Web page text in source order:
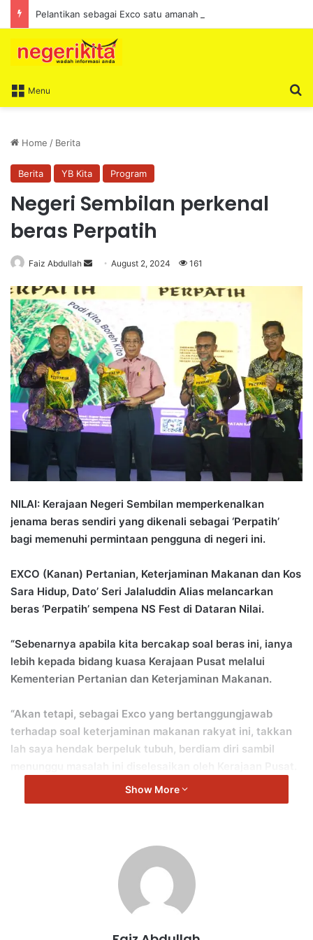
Menu
Home / Berita
Berita YB Kita Program
Negeri Sembilan perkenal
beras Perpatih
Faiz Abdullah
n
d
a
n
e
m
a
i
l
August 2, 2024 161
NILAI: Kerajaan Negeri Sembilan memperkenalkan
jenama beras sendiri yang dikenali sebagai ‘Perpatih’
bagi memenuhi permintaan pengguna di negeri ini.
EXCO (Kanan) Pertanian, Keterjaminan Makanan dan Kos
Sara Hidup, Dato’ Seri Jalaluddin Alias melancarkan
beras ‘Perpatih’ sempena NS Fest di Dataran Nilai.
“Sebenarnya apabila kita bercakap soal beras ini, ianya
lebih kepada bidang kuasa Kerajaan Pusat melalui
Kementerian Pertanian dan Keterjaminan Makanan.
“Akan tetapi, sebagai Exco yang bertanggungjawab
terhadap soal keterjaminan makanan rakyat ini, takkan
lah saya hendak berpeluk tubuh, berdiam diri sambil
“Bagi menunjukkan Kerajaan Negeri serius dalam
sendiri yang dapat menonjolkan identiti Negeri Sembilan.
“Beras Perpatih ini akan mula kita jual melalui Jualan
Negeri Sembilan Prihatin di seluruh Negeri Sembilan
Show More